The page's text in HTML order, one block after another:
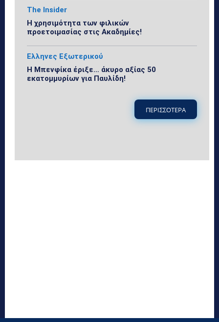
The Insider
Η χρησιμότητα των φιλικών
προετοιμασίας στις Ακαδημίες!
Ελληνες Εξωτερικού
Η Μπενφίκα έριξε… άκυρο αξίας 50
εκατομμυρίων για Παυλίδη!
ΠΕΡΙΣΣΟΤΕΡΑ